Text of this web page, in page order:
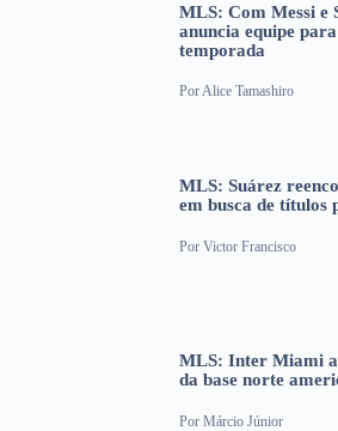
MLS: Com Messi e
anuncia equipe
temporada
PorAlice Tamashiro
MLS: Suárez
em busca de
Por Victor Francisco
MLS: Inter Miami
da base norte
Por Márcio Júnior